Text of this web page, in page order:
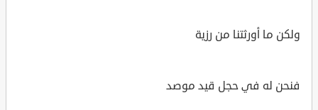
ولكن ما أورثتنا من رزية
فنحن له في حجل قيد موصد